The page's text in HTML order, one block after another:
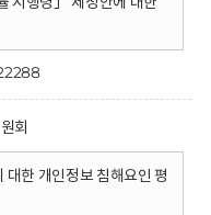
회
대한 개인정보 침해요인 평